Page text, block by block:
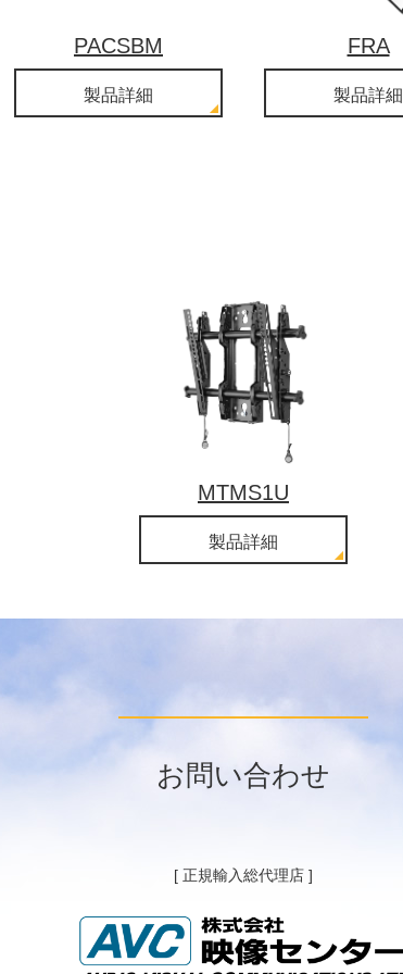
PACSBM
製品詳細
FRA
製品詳細
MTMS1U
製品詳細
お問い合わせ
[ 正規輸入総代理店 ]